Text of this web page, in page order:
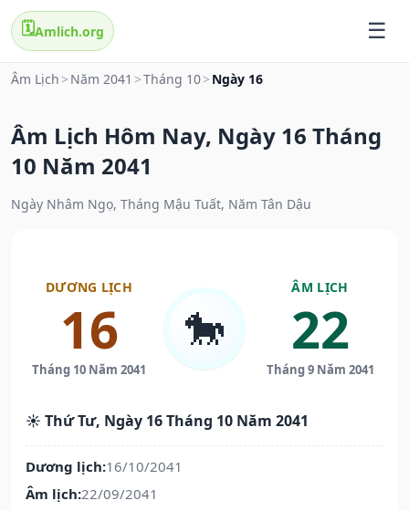
🗓️Amlich.org
Âm Lịch > Năm 2041 >Tháng 10> Ngày 16
Âm Lịch Hôm Nay, Ngày 16 Tháng
10 Năm 2041
Ngày Nhâm Ngọ, Tháng Mậu Tuất, Năm Tân Dậu
DƯƠNG LỊCH
16
Tháng 10 Năm 2041
🐎
ÂM LỊCH
22
Tháng 9 Năm 2041
☀️ Thứ Tư, Ngày 16 Tháng 10 Năm 2041
Dương lịch:16/10/2041
Âm lịch:22/09/2041